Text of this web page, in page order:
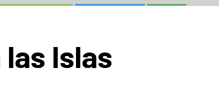
Islas